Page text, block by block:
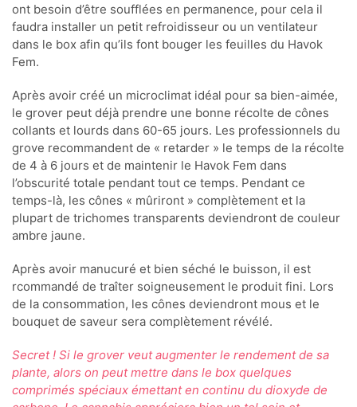
ont besoin d’être soufflées en permanence, pour cela il
faudra installer un petit refroidisseur ou un ventilateur
dans le box afin qu’ils font bouger les feuilles du Havok
Fem.
Après avoir créé un microclimat idéal pour sa bien-aimée,
le grover peut déjà prendre une bonne récolte de cônes
collants et lourds dans 60-65 jours. Les professionnels du
grove recommandent de « retarder » le temps de la récolte
de 4 à 6 jours et de maintenir le Havok Fem dans
l’obscurité totale pendant tout ce temps. Pendant ce
temps-là, les cônes « mûriront » complètement et la
plupart de trichomes transparents deviendront de couleur
ambre jaune.
Après avoir manucuré et bien séché le buisson, il est
rcommandé de traîter soigneusement le produit fini. Lors
de la consommation, les cônes deviendront mous et le
bouquet de saveur sera complètement révélé.
Secret ! Si le grover veut augmenter le rendement de sa
plante, alors on peut mettre dans le box quelques
comprimés spéciaux émettant en continu du dioxyde de